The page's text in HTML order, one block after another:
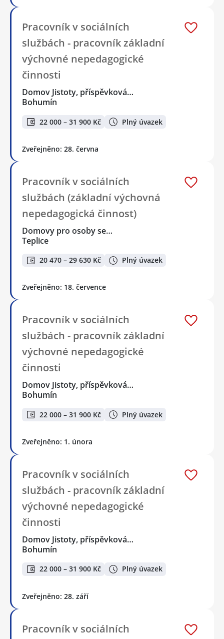
Pracovník v sociálních
službách - pracovník základní
výchovné nepedagogické
činnosti
Domov Jistoty, příspěvková…
Bohumín
22 000 – 31 900 Kč Plný úvazek
Zveřejněno: 28. června
Pracovník v sociálních
službách (základní výchovná
nepedagogická činnost)
Domovy pro osoby se…
Teplice
20 470 – 29 630 Kč Plný úvazek
Zveřejněno: 18. července
Pracovník v sociálních
službách - pracovník základní
výchovné nepedagogické
činnosti
Domov Jistoty, příspěvková…
Bohumín
22 000 – 31 900 Kč Plný úvazek
Zveřejněno: 1. února
Pracovník v sociálních
službách - pracovník základní
výchovné nepedagogické
činnosti
Domov Jistoty, příspěvková…
Bohumín
22 000 – 31 900 Kč Plný úvazek
Zveřejněno: 28. září
Pracovník v sociálních